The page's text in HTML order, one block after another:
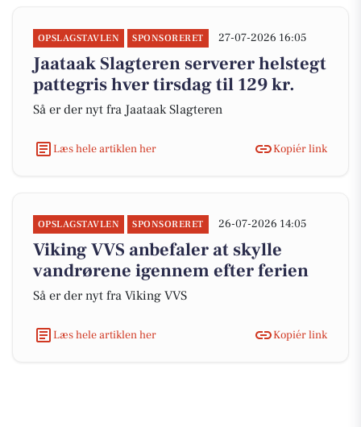
OPSLAGSTAVLEN SPONSORERET 27-07-2026 16:05
Jaataak Slagteren serverer helstegt
pattegris hver tirsdag til 129 kr.
Så er der nyt fra Jaataak Slagteren
Læs hele artiklen her Kopiér link
OPSLAGSTAVLEN SPONSORERET 26-07-2026 14:05
Viking VVS anbefaler at skylle
vandrørene igennem efter ferien
Så er der nyt fra Viking VVS
Læs hele artiklen her Kopiér link